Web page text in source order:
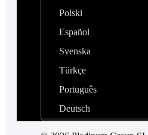
Polski
Español
Svenska
Türkçe
Português
Deutsch